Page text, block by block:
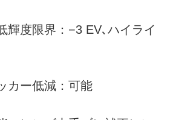
度限界：−3 EV､ハイライ
カー低減：可能